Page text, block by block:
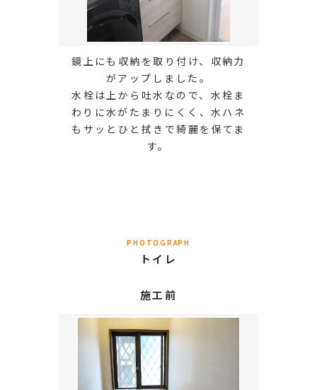
鏡上にも収納を取り付け、収納力
がアップしました。
水栓は上から吐水なので、水栓ま
わりに水がたまりにくく、水ハネ
もサッとひと拭きで綺麗を保てま
す。
PHOTOGRAPH
トイレ
施工前